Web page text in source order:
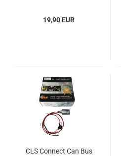
19,90 EUR
CLS Connect Can Bus